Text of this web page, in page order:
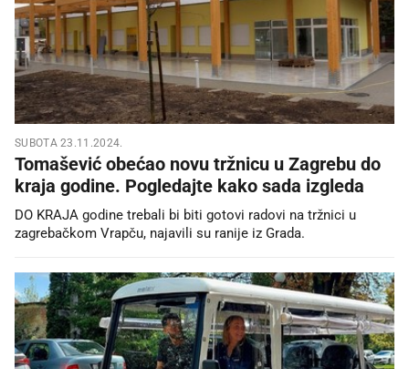
SUBOTA 23.11.2024.
Tomašević obećao novu tržnicu u Zagrebu do
kraja godine. Pogledajte kako sada izgleda
DO KRAJA godine trebali bi biti gotovi radovi na tržnici u
zagrebačkom Vrapču, najavili su ranije iz Grada.